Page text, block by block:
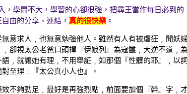
，學問不大，學習的心卻很強，把尋王當作每日必到的
由的分享、連結， 真的很快樂 。
意求人﹐也無意勉強他人。雖然有人有被虐狂﹐聞妖
卻視太公老爸口頭禪『伊娘列』為寇讎﹐大逆不道﹐
﹐就讓她有理﹐不用舉証﹐如那個『性髒的耶』﹐以詞
至理﹕『太公真小人也』。
不夠勁足﹐最好是再強烈點﹐前面要加個『幹』字﹐